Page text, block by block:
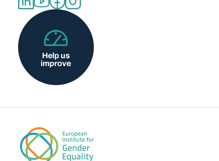
Help us
improve